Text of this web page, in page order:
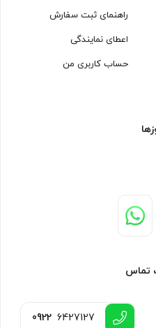
راهنمای ثبت سفارش
اعطای نمایندگی
حساب کاربری من
تماس
0922 6427127